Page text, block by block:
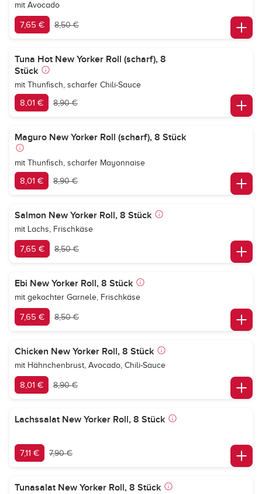
mit Avocado
7,65 € 8,50 €
Tuna Hot New Yorker Roll (scharf), 8
Stück
mit Thunfisch, scharfer Chili-Sauce
8,01 € 8,90 €
Maguro New Yorker Roll (scharf), 8 Stück
mit Thunfisch, scharfer Mayonnaise
8,01 € 8,90 €
Salmon New Yorker Roll, 8 Stück
mit Lachs, Frischkäse
7,65 € 8,50 €
Ebi New Yorker Roll, 8 Stück
mit gekochter Garnele, Frischkäse
7,65 € 8,50 €
Chicken New Yorker Roll, 8 Stück
mit Hähnchenbrust, Avocado, Chili-Sauce
8,01 € 8,90 €
Lachssalat New Yorker Roll, 8 Stück
7,11 € 7,90 €
Tunasalat New Yorker Roll, 8 Stück